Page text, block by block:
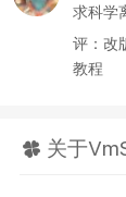
求科学
评：改
教程
关于